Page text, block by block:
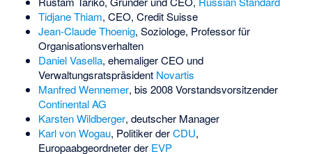
Tidjane Thiam, CEO, Credit Suisse
Jean-Claude Thoenig, Soziologe, Professor für
Organisationsverhalten
Daniel Vasella, ehemaliger CEO und
Verwaltungsratspräsident Novartis
Manfred Wennemer, bis 2008 Vorstandsvorsitzender
Continental AG
Karsten Wildberger, deutscher Manager
Karl von Wogau, Politiker derCDU,
Europaabgeordneter der EVP